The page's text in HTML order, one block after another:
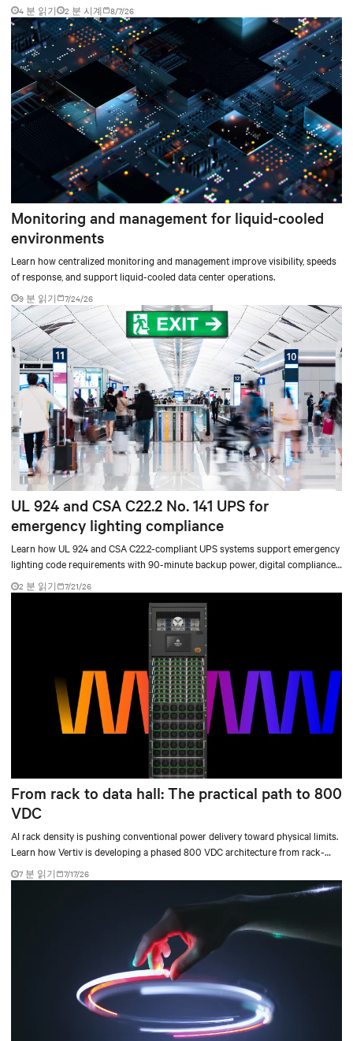
4 분 읽기 2 분 시계 8/7/26
Monitoring and management for liquid-cooled
environments
Learn how centralized monitoring and management improve visibility, speeds
of response, and support liquid-cooled data center operations.
9 분 읽기 7/24/26
UL 924 and CSA C22.2 No. 141 UPS for
emergency lighting compliance
Learn how UL 924 and CSA C22.2-compliant UPS systems support emergency
lighting code requirements with 90-minute backup power, digital compliance
logging, and centralized monitoring for life safety applications.
2 분 읽기 7/21/26
From rack to data hall: The practical path to 800
VDC
AI rack density is pushing conventional power delivery toward physical limits.
Learn how Vertiv is developing a phased 800 VDC architecture from rack-
level sidecars to centralized data-hall power.
7 분 읽기 7/17/26